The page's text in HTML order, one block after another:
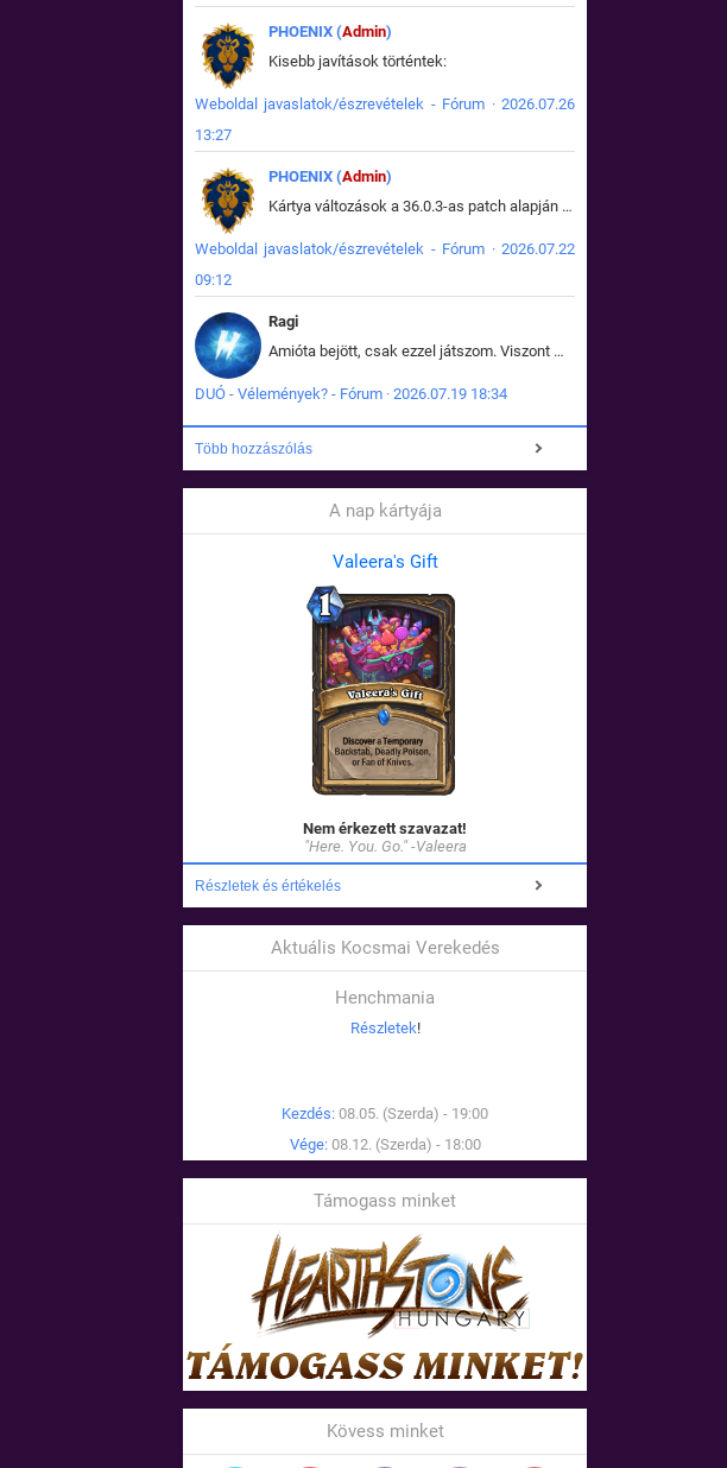
PHOENIX (Admin)
Kisebb javítások történtek:
Weboldal javaslatok/észrevételek - Fórum · 2026.07.26
13:27
PHOENIX (Admin)
Kártya változások a 36.0.3-as patch alapján frissítve az adatbázisban (képek is cserélve).
Weboldal javaslatok/észrevételek - Fórum · 2026.07.22
09:12
Ragi
Amióta bejött, csak ezzel játszom. Viszont mint minden más - akár az alapjáték is, ez is baromira összetett lett. Néha már pár kör után is esélytelen az egész. Vagy irreállisan túltápol valaki, vagy lelép a partner, vagy csak hülye mint a segg. És amikor eljönne az én időm, na akkor jön el mindenki másé is. Engem jobban érdekelne, hogy ki milyen ratingen szokott játszani. Na ez lenne egy érdekes adat.
DUÓ - Vélemények? - Fórum · 2026.07.19 18:34
Több hozzászólás
A nap kártyája
Valeera's Gift
Nem érkezett szavazat!
"Here. You. Go." -Valeera
Részletek és értékelés
Aktuális Kocsmai Verekedés
Henchmania
Részletek!
Kezdés: 08.05. (Szerda) - 19:00
Vége: 08.12. (Szerda) - 18:00
Támogass minket
Kövess minket